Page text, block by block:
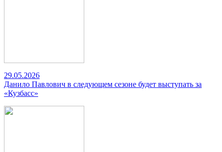
29.05.2026
Данило Павлович в следующем сезоне будет выступать за
«Кузбасс»